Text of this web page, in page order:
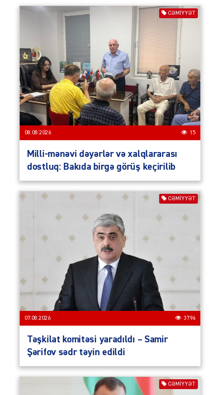
CƏMIYYƏT
08.08.2026 15
Milli-mənəvi dəyərlər və xalqlararası
dostluq: Bakıda birgə görüş keçirilib
CƏMIYYƏT
07.08.2026 3794
Təşkilat komitəsi yaradıldı – Samir
Şərifov sədr təyin edildi
CƏMIYYƏT